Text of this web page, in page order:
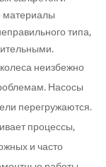
материалы
типа,
неизбежно
Насосы
перегружаются.
процессы,
и часто